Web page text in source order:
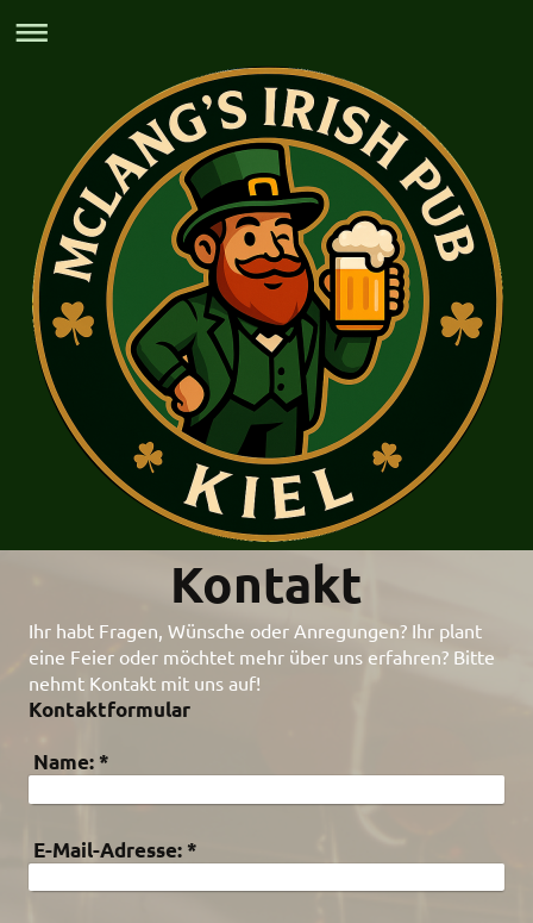
Kontakt
Ihr habt Fragen, Wünsche oder Anregungen? Ihr plant
eine Feier oder möchtet mehr über uns erfahren? Bitte
nehmt Kontakt mit uns auf!
Kontaktformular
Name: *
E-Mail-Adresse: *